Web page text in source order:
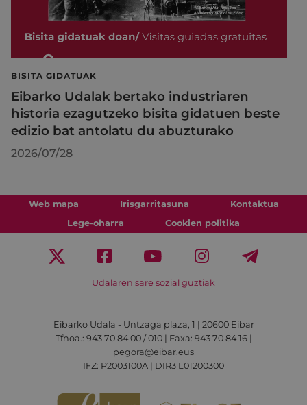
BISITA GIDATUAK
Eibarko Udalak bertako industriaren
historia ezagutzeko bisita gidatuen beste
edizio bat antolatu du abuzturako
2026/07/28
Web mapa Irisgarritasuna
Kontaktua
Lege-oharra
Cookien politika
Udalaren sare sozial guztiak
Eibarko Udala - Untzaga plaza, 1 | 20600 Eibar
Tfnoa.: 943 70 84 00 / 010 | Faxa: 943 70 84 16 |
pegora@eibar.eus
IFZ: P2003100A | DIR3 L01200300